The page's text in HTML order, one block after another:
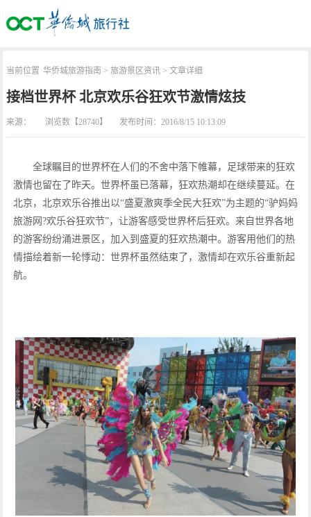
当前位置 华侨城旅游指南 > 旅游景区资讯> 文章详细
接档世界杯 北京欢乐谷狂欢节激情炫技
来源： 浏览数【28740】 发布时间：2016/8/15 10:13:09
全球瞩目的世界杯在人们的不舍中落下帷幕，足球带来的狂欢
激情也留在了昨天。世界杯虽已落幕，狂欢热潮却在继续蔓延。在
北京，北京欢乐谷推出以“盛夏激爽季全民大狂欢”为主题的“驴妈妈
旅游网?欢乐谷狂欢节”，让游客感受世界杯后狂欢。来自世界各地
的游客纷纷涌进景区，加入到盛夏的狂欢热潮中。游客用他们的热
情描绘着新一轮悸动：世界杯虽然结束了，激情却在欢乐谷重新起
航。